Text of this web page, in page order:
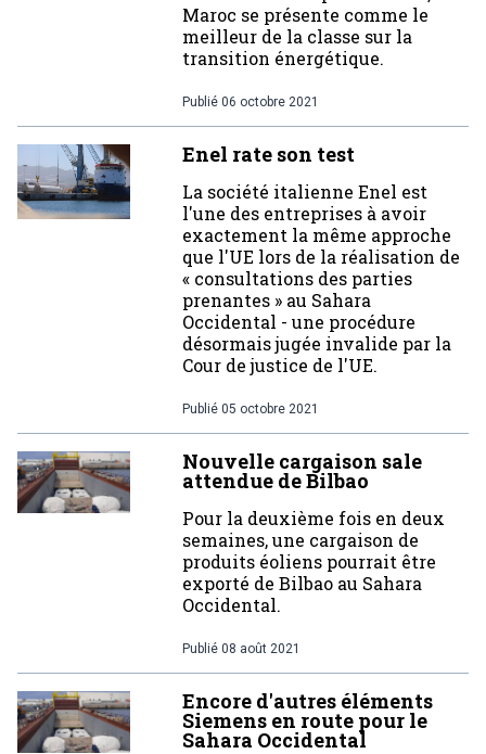
Maroc se présente comme le
meilleur de la classe sur la
transition énergétique.
Publié 06 octobre 2021
Enel rate son test
La société italienne Enel est
l'une des entreprises à avoir
exactement la même approche
que l'UE lors de la réalisation de
« consultations des parties
prenantes » au Sahara
Occidental - une procédure
désormais jugée invalide par la
Cour de justice de l'UE.
Publié 05 octobre 2021
Nouvelle cargaison sale
attendue de Bilbao
Pour la deuxième fois en deux
semaines, une cargaison de
produits éoliens pourrait être
exporté de Bilbao au Sahara
Occidental.
Publié 08 août 2021
Encore d'autres éléments
Siemens en route pour le
Sahara Occidental